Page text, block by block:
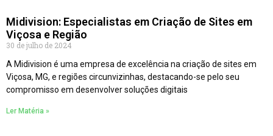
Midivision: Especialistas em Criação de Sites em
Viçosa e Região
30 de julho de 2024
A Midivision é uma empresa de excelência na criação de sites em
Viçosa, MG, e regiões circunvizinhas, destacando-se pelo seu
compromisso em desenvolver soluções digitais
Ler Matéria »